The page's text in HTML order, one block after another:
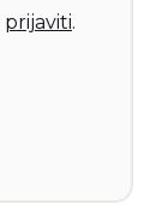
prijaviti.